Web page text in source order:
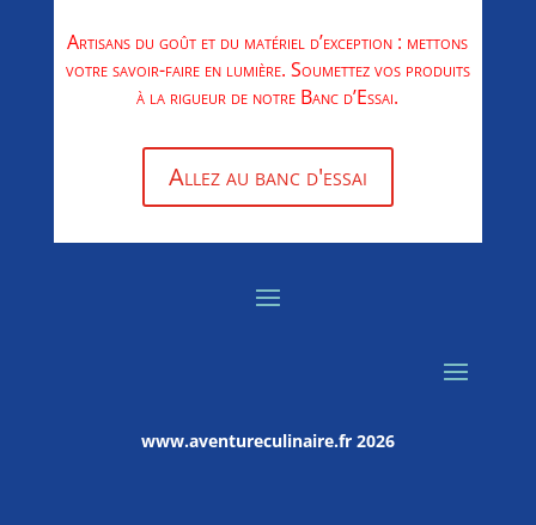
Artisans du goût et du matériel d’exception : mettons
votre savoir-faire en lumière. Soumettez vos produits
à la rigueur de notre Banc d’Essai.
Allez au banc d'essai
www.aventureculinaire.fr2026